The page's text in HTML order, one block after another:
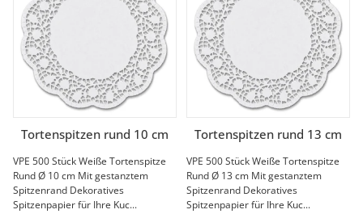
Tortenspitzen rund 10 cm
VPE 500 Stück Weiße Tortenspitze
Rund Ø 10 cm Mit gestanztem
Spitzenrand Dekoratives
Spitzenpapier für Ihre Kuc...
Tortenspitzen rund 13 cm
VPE 500 Stück Weiße Tortenspitze
Rund Ø 13 cm Mit gestanztem
Spitzenrand Dekoratives
Spitzenpapier für Ihre Kuc...